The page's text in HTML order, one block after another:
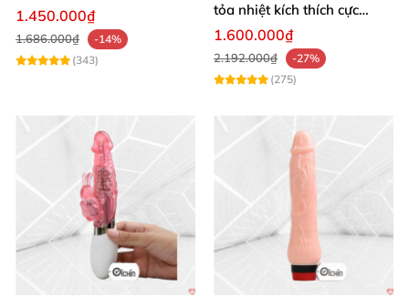
1.450.000₫
1.686.000₫
-14%
(343)
tỏa nhiệt kích thích cực
mạnh
1.600.000₫
2.192.000₫
-27%
(275)